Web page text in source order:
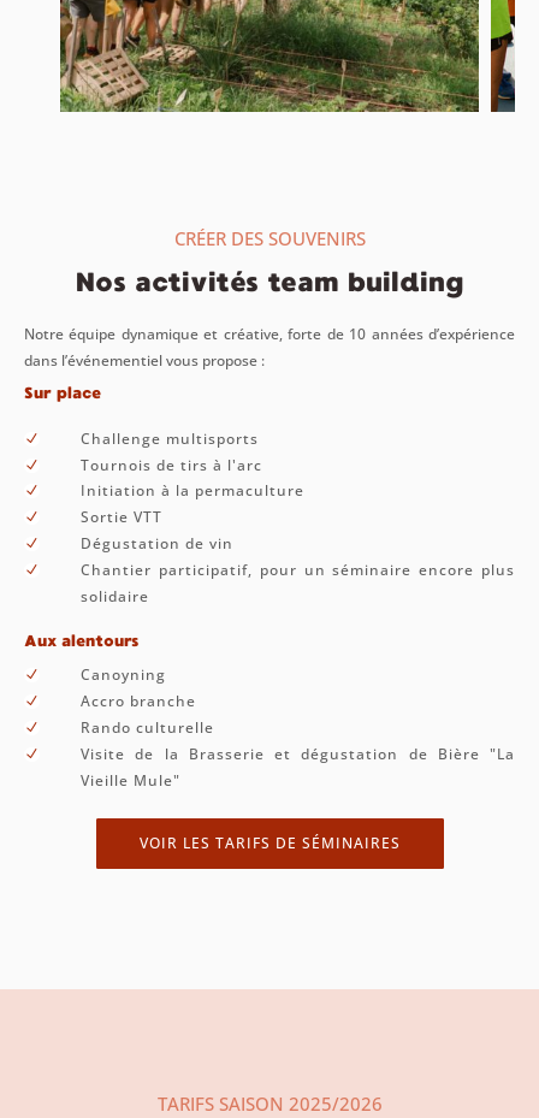
CRÉER DES SOUVENIRS
Nos activités team building
Notre équipe dynamique et créative, forte de 10 années d’expérience
dans l’événementiel vous propose :
Sur place
N Challenge multisports
N Tournois de tirs à l'arc
N Initiation à la permaculture
N Sortie VTT
N Dégustation de vin
N
Chantier participatif, pour un séminaire encore plus
solidaire
Aux alentours
N Canoyning
N Accro branche
N Rando culturelle
N
Visite de la Brasserie et dégustation de Bière "La
Vieille Mule"
VOIR LES TARIFS DE SÉMINAIRES
TARIFS SAISON 2025/2026